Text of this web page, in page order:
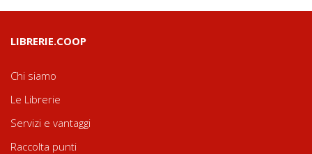
LIBRERIE.COOP
Chi siamo
Le Librerie
Servizi e vantaggi
Raccolta punti